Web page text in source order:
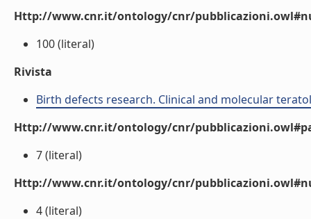
Http://www.cnr.it/ontology/cnr/
100 (literal)
Rivista
Birth defects research. Clinical and molecular
Http://www.cnr.it/ontology/cnr/
7 (literal)
Http://www.cnr.it/ontology/cnr/
4 (literal)